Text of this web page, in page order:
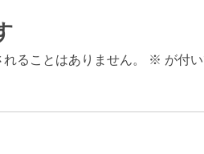
ることはありません。 ※ が付